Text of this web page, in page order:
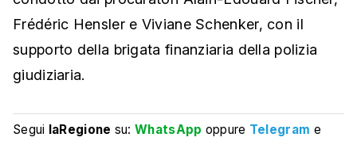
Frédéric Hensler e Viviane Schenker, con il
supporto della brigata finanziaria della polizia
giudiziaria.
Segui laRegione su:WhatsApp oppure Telegram e